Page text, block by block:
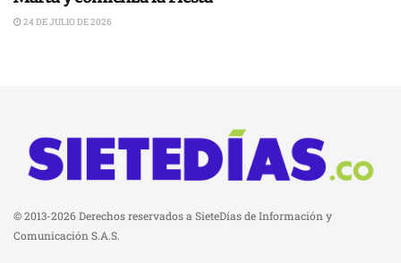
24 DE JULIO DE 2026
© 2013-2026 Derechos reservados a SieteDías de Información y
Comunicación S.A.S.